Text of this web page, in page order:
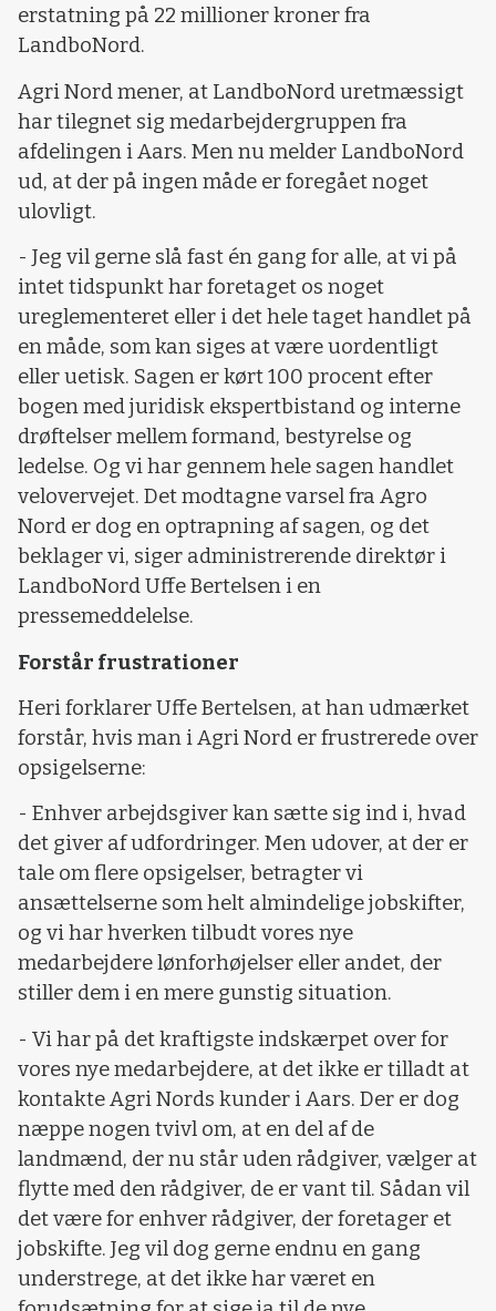
erstatning på 22 millioner kroner fra
LandboNord.
Agri Nord mener, at LandboNord uretmæssigt
har tilegnet sig medarbejdergruppen fra
afdelingen i Aars. Men nu melder LandboNord
ud, at der på ingen måde er foregået noget
ulovligt.
- Jeg vil gerne slå fast én gang for alle, at vi på
intet tidspunkt har foretaget os noget
ureglementeret eller i det hele taget handlet på
en måde, som kan siges at være uordentligt
eller uetisk. Sagen er kørt 100 procent efter
bogen med juridisk ekspertbistand og interne
drøftelser mellem formand, bestyrelse og
ledelse. Og vi har gennem hele sagen handlet
velovervejet. Det modtagne varsel fra Agro
Nord er dog en optrapning af sagen, og det
beklager vi, siger administrerende direktør i
LandboNord Uffe Bertelsen i en
pressemeddelelse.
Forstår frustrationer
Heri forklarer Uffe Bertelsen, at han udmærket
forstår, hvis man i Agri Nord er frustrerede over
opsigelserne:
- Enhver arbejdsgiver kan sætte sig ind i, hvad
det giver af udfordringer. Men udover, at der er
tale om flere opsigelser, betragter vi
ansættelserne som helt almindelige jobskifter,
og vi har hverken tilbudt vores nye
medarbejdere lønforhøjelser eller andet, der
stiller dem i en mere gunstig situation.
- Vi har på det kraftigste indskærpet over for
vores nye medarbejdere, at det ikke er tilladt at
kontakte Agri Nords kunder i Aars. Der er dog
næppe nogen tvivl om, at en del af de
landmænd, der nu står uden rådgiver, vælger at
flytte med den rådgiver, de er vant til. Sådan vil
det være for enhver rådgiver, der foretager et
jobskifte. Jeg vil dog gerne endnu en gang
understrege, at det ikke har været en